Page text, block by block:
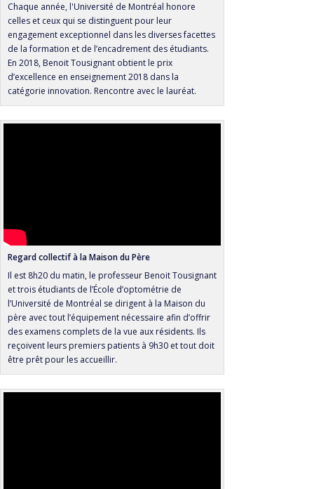
Chaque année, l'Université de Montréal honore
celles et ceux qui se distinguent pour leur
engagement exceptionnel dans les diverses facettes
de la formation et de l’encadrement des étudiants.
En 2018, Benoit Tousignant obtient le prix
d’excellence en enseignement 2018 dans la
catégorie innovation. Rencontre avec le lauréat.
Regard collectif à la Maison du Père
Il est 8h20 du matin, le professeur Benoit Tousignant
et trois étudiants de l’École d’optométrie de
l’Université de Montréal se dirigent à la Maison du
père avec tout l’équipement nécessaire afin d’offrir
des examens complets de la vue aux résidents. Ils
reçoivent leurs premiers patients à 9h30 et tout doit
être prêt pour les accueillir.